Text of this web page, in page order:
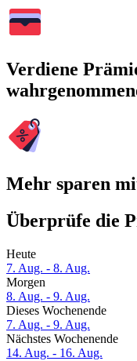
Verdiene
Mehr sparen
Überprüfe die
Heute
7. Aug. - 8. Aug.
Morgen
8. Aug. - 9. Aug.
Dieses Wochenende
7. Aug. - 9. Aug.
Nächstes Wochenende
14. Aug. - 16. Aug.